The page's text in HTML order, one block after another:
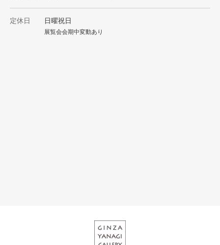
定休日 日曜祝日
展覧会会期中変動あり